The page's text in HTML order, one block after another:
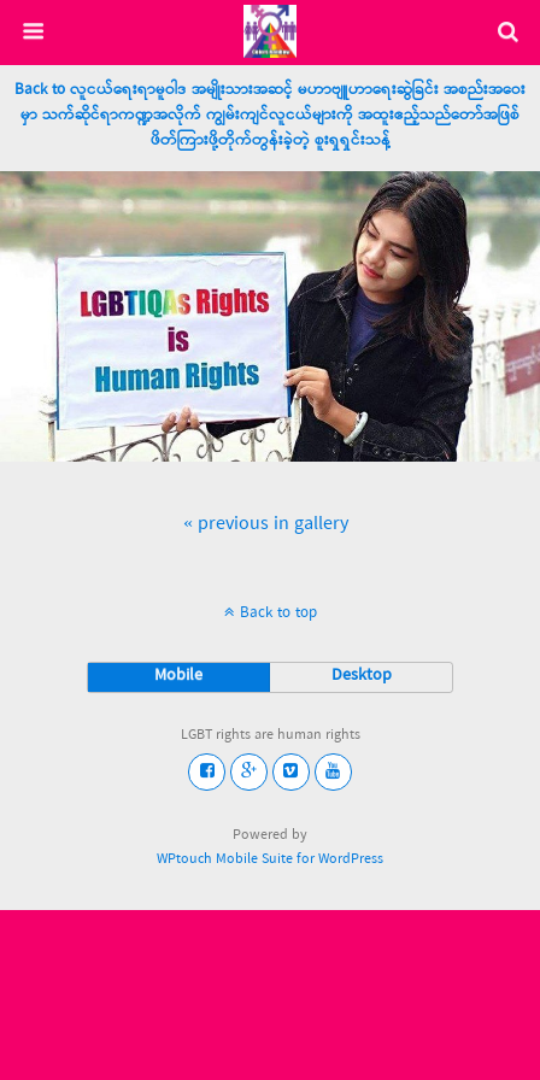
Back to လူငယ်ရေးရာမူဝါဒ အမျိုးသားအဆင့် မဟာဗျူဟာရေးဆွဲခြင်း အစည်းအဝေး
မှာ သက်ဆိုင်ရာကဏ္ဍအလိုက် ကျွမ်းကျင်လူငယ်များကို အထူးဧည့်သည်တော်အဖြစ်
ဖိတ်ကြားဖို့တိုက်တွန်းခဲ့တဲ့ စူးရှရှင်းသန့်
« previous in gallery
Back to top
Mobile Desktop
LGBT rights are human rights
Powered by
WPtouch Mobile Suite for WordPress